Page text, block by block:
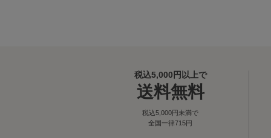
税込5,000円以上で
送料無料
税込5,000円未満で
全国一律715円